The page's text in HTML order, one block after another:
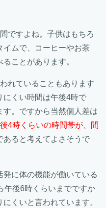
ですよね。子供はもちろ
イムで、コーヒーやお茶
ことがあります。
れていることもあります
にくい時間は午後4時で
。ですから当然個人差は
4時くらいの時間帯が、間
あると考えてよさそうで
に体の機能が働いている
午後6時くらいまでですか
くいと言われています。